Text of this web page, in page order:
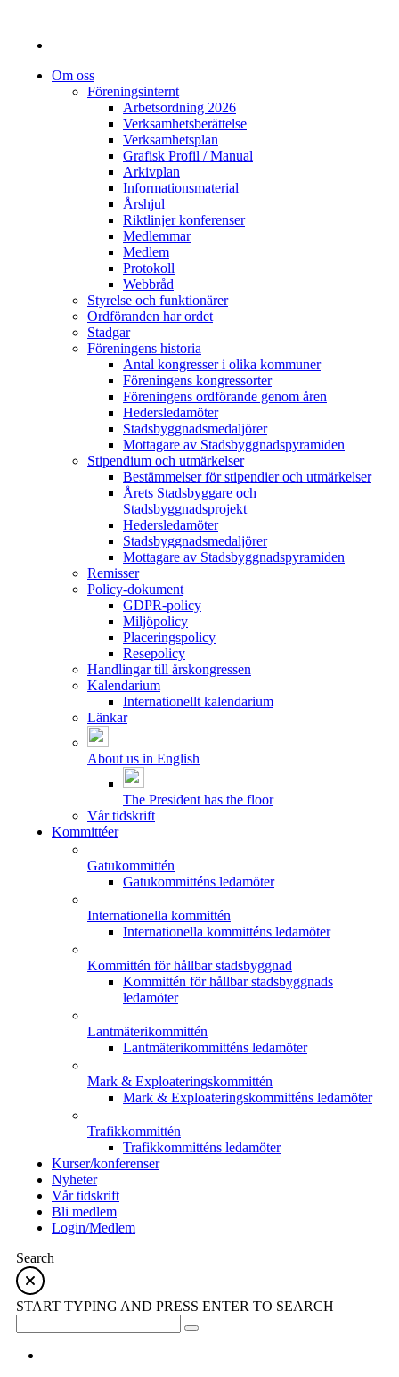
Om oss
Föreningsinternt
Arbetsordning 2026
Verksamhetsberättelse
Verksamhetsplan
Grafisk Profil / Manual
Arkivplan
Informationsmaterial
Årshjul
Riktlinjer konferenser
Medlemmar
Medlem
Protokoll
Webbråd
Styrelse och funktionärer
Ordföranden har ordet
Stadgar
Föreningens historia
Antal kongresser i olika kommuner
Föreningens kongressorter
Föreningens ordförande genom åren
Hedersledamöter
Stadsbyggnadsmedaljörer
Mottagare av Stadsbyggnadspyramiden
Stipendium och utmärkelser
Bestämmelser för stipendier och utmärkelser
Årets Stadsbyggare och
Stadsbyggnadsprojekt
Hedersledamöter
Stadsbyggnadsmedaljörer
Mottagare av Stadsbyggnadspyramiden
Remisser
Policy-dokument
GDPR-policy
Miljöpolicy
Placeringspolicy
Resepolicy
Handlingar till årskongressen
Kalendarium
Internationellt kalendarium
Länkar
About us in English
The President has the floor
Vår tidskrift
Kommittéer
Gatukommittén
Gatukommitténs ledamöter
Internationella kommittén
Internationella kommitténs ledamöter
Kommittén för hållbar stadsbyggnad
Kommittén för hållbar stadsbyggnads
ledamöter
Lantmäterikommittén
Lantmäterikommitténs ledamöter
Mark & Exploateringskommittén
Mark & Exploateringskommitténs ledamöter
Trafikkommittén
Trafikkommitténs ledamöter
Kurser/konferenser
Nyheter
Vår tidskrift
Bli medlem
Login/Medlem
Search
START TYPING AND PRESS ENTER TO SEARCH